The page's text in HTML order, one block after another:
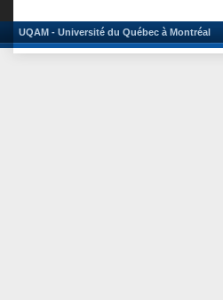
UQAM - Université du Québec à Montréal